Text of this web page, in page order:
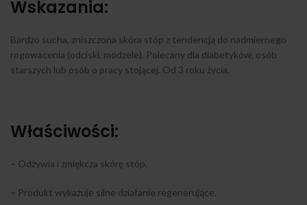
Wskazania:
Bardzo sucha, zniszczona skóra stóp z tendencją do nadmiernego
rogowacenia (odciski, modzele). Polecany dla diabetyków, osób
starszych lub osób o pracy stojącej. Od 3 roku życia.
Właściwości:
– Odżywia i zmiękcza skórę stóp.
– Produkt wykazuje silne działanie regenerujące.